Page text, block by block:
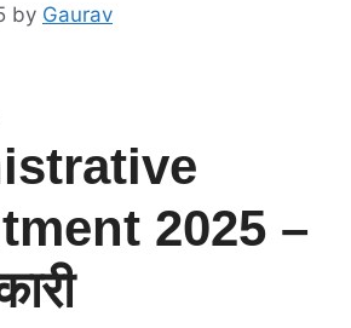
by Gaurav
2025 –